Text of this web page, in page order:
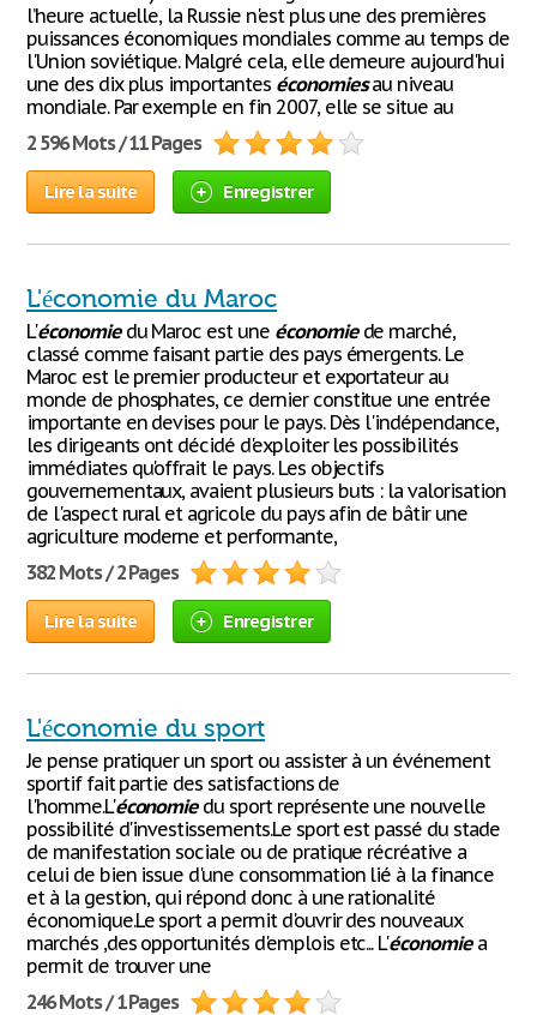
l’heure actuelle, la Russie n'est plus une des premières
puissances économiques mondiales comme au temps de
l'Union soviétique. Malgré cela, elle demeure aujourd'hui
une des dix plus importantes économiesau niveau
mondiale. Par exemple en fin 2007, elle se situe au
2 596 Mots / 11 Pages
Lire la suite Enregistrer
L'économie du Maroc
L'économiedu Maroc est une économiede marché,
classé comme faisant partie des pays émergents. Le
Maroc est le premier producteur et exportateur au
monde de phosphates, ce dernier constitue une entrée
importante en devises pour le pays. Dès l'indépendance,
les dirigeants ont décidé d'exploiter les possibilités
immédiates qu'offrait le pays. Les objectifs
gouvernementaux, avaient plusieurs buts : la valorisation
de l'aspect rural et agricole du pays afin de bâtir une
agriculture moderne et performante,
382 Mots / 2 Pages
Lire la suite Enregistrer
L'économie du sport
Je pense pratiquer un sport ou assister à un événement
sportif fait partie des satisfactions de
l'homme.L'économiedu sport représente une nouvelle
possibilité d'investissements.Le sport est passé du stade
de manifestation sociale ou de pratique récréative a
celui de bien issue d'une consommation lié à la finance
et à la gestion, qui répond donc à une rationalité
économique.Le sport a permit d'ouvrir des nouveaux
marchés ,des opportunités d'emplois etc... L'économiea
permit de trouver une
246 Mots / 1 Pages